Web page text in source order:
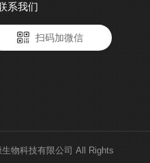
系我们
扫码加微信
物科技有限公司 All Rights